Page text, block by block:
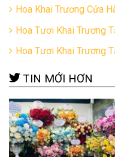
Hoa Khai Trương Cửa
Hoa Tươi Khai Trương
Hoa Tươi Khai Trương
TIN MỚI HƠN